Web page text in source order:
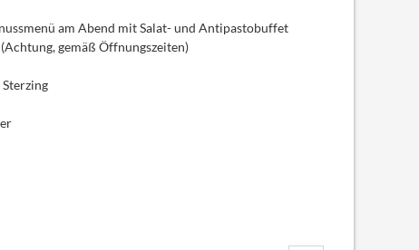
am Abend mit Salat- und Antipastobuffet
gemäß Öffnungszeiten)